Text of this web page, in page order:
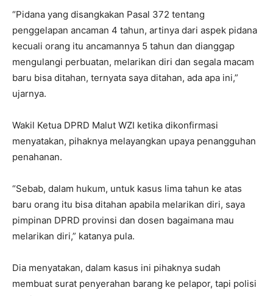
“Pidana yang disangkakan Pasal 372 tentang
penggelapan ancaman 4 tahun, artinya dari aspek pidana
kecuali orang itu ancamannya 5 tahun dan dianggap
mengulangi perbuatan, melarikan diri dan segala macam
baru bisa ditahan, ternyata saya ditahan, ada apa ini,”
ujarnya.
Wakil Ketua DPRD Malut WZI ketika dikonfirmasi
menyatakan, pihaknya melayangkan upaya penangguhan
penahanan.
“Sebab, dalam hukum, untuk kasus lima tahun ke atas
baru orang itu bisa ditahan apabila melarikan diri, saya
pimpinan DPRD provinsi dan dosen bagaimana mau
melarikan diri,” katanya pula.
Dia menyatakan, dalam kasus ini pihaknya sudah
membuat surat penyerahan barang ke pelapor, tapi polisi